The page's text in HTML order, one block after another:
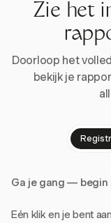
Zie het
Doorloop het
bekijk je
Ga je gang — begin
Eén klik en je bent